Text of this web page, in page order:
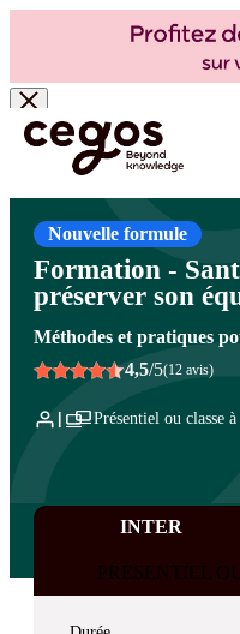
Skip to main content
Vous êtes ici : Accueil >Cegos,
Qualité de vie et des conditions de
Nouvelle formule
Formation -
préserver son
Méthodes et pratiques
4,5/5(12 avis)
Présentiel ou classe
INTER
PRESENTIEL